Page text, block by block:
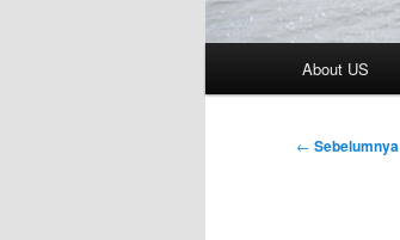
About US
Navigasi
← Sebelumnya